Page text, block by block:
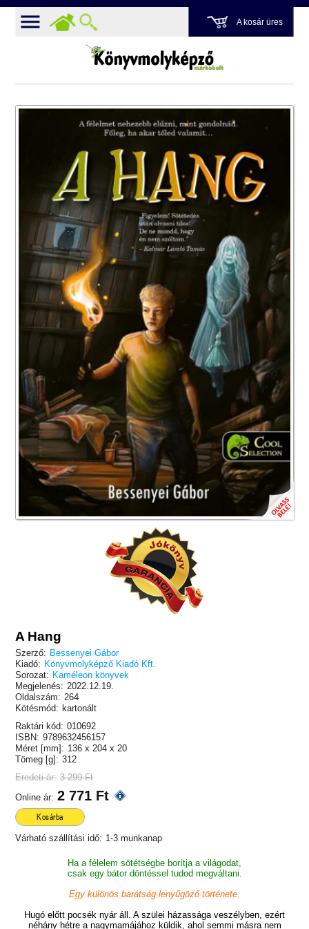
A kosár üres
A Hang
Szerző: Bessenyei Gábor
Kiadó: Könyvmolyképző Kiadó Kft.
Sorozat: Kaméleon könyvek
Megjelenés: 2022.12.19.
Oldalszám: 264
Kötésmód: kartonált
Raktári kód: 010692
ISBN: 9789632456157
Méret [mm]: 136 x 204 x 20
Tömeg [g]: 312
Eredeti ár: 3 299 Ft
Online ár: 2 771 Ft
Kosárba
Várható szállítási idő: 1-3 munkanap
Ha a félelem sötétségbe borítja a világodat,
csak egy bátor döntéssel tudod megváltani.
Egy különös barátság lenyűgöző története.
Hugó előtt pocsék nyár áll. A szülei házassága veszélyben, ezért
néhány hétre a nagymamájához küldik, ahol semmi másra nem